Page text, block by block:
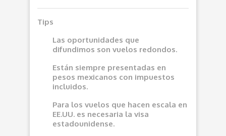
Tips
Las oportunidades que
difundimos son vuelos redondos.
Están siempre presentadas en
pesos mexicanos con impuestos
incluidos.
Para los vuelos que hacen escala en
EE.UU. es necesaria la visa
estadounidense.